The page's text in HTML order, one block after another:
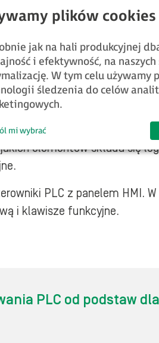
dostępne są w
elementów składa się
PLC z panelem HMI.
i klawisze funkcyjne.
PLC od podstaw
jak na hali produkcyjnej
i efektywność, na
W tym celu używamy
śledzenia do celów
mi wybrać